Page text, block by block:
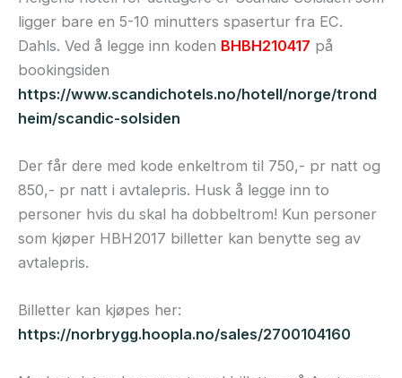
ligger bare en 5-10 minutters spasertur fra EC.
Dahls. Ved å legge inn koden BHBH210417 på
bookingsiden
https://www.scandichotels.no/hotell/norge/trond
heim/scandic-solsiden
Der får dere med kode enkeltrom til 750,- pr natt og
850,- pr natt i avtalepris. Husk å legge inn to
personer hvis du skal ha dobbeltrom! Kun personer
som kjøper HBH2017 billetter kan benytte seg av
avtalepris.
Billetter kan kjøpes her:
https://norbrygg.hoopla.no/sales/2700104160